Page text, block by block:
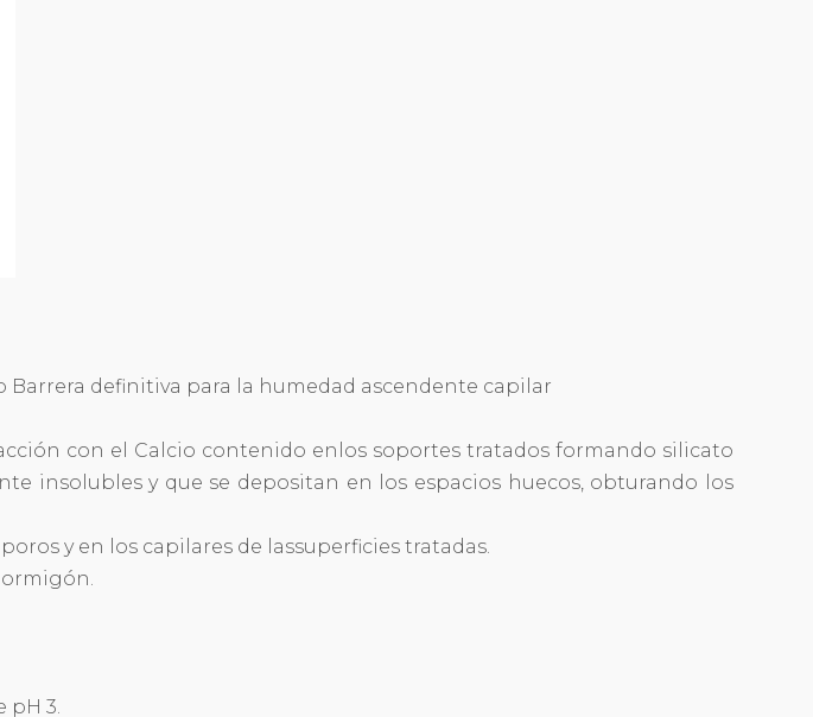
definitiva para la humedad ascendente capilar
con el Calcio contenido enlos soportes tratados formando silicato
insolubles y que se depositan en los espacios huecos, obturando los
y en los capilares de lassuperficies tratadas.
3.